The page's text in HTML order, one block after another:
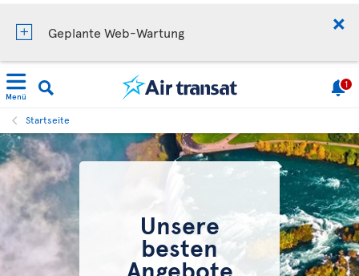
Geplante Web-Wartung
Menü
1
Startseite
Unsere
besten
Angebote